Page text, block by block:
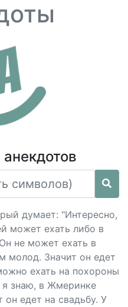
анекдотов
думает: "Интересно,
может ехать либо в
не может ехать в
молод. Значит он едет
ехать на похороны
я знаю, в Жмеринке
он едет на свадьбу. У